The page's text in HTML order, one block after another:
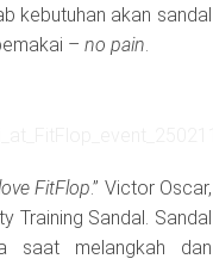
kebutuhan akan sandal
– no pain.
FitFlop.” Victor Oscar,
Training Sandal. Sandal
saat melangkah dan